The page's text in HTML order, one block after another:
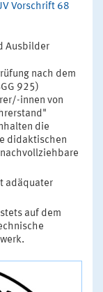
Vorschrift 68
Ausbilder
nach dem
925)
innen von
die
didaktischen
adäquater
auf dem